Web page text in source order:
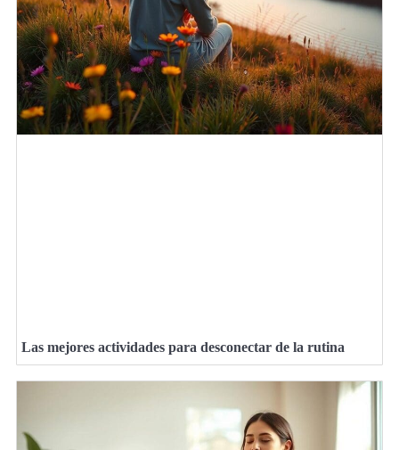
Las mejores actividades para desconectar de la rutina